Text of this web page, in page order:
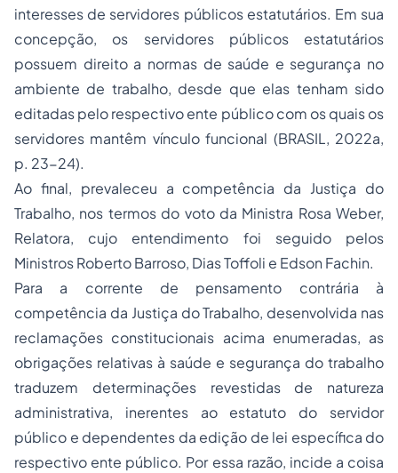
interesses de servidores públicos estatutários. Em sua
concepção, os servidores públicos estatutários
possuem direito a normas de saúde e segurança no
ambiente de trabalho, desde que elas tenham sido
editadas pelo respectivo ente público com os quais os
servidores mantêm vínculo funcional (BRASIL, 2022a,
p. 23-24).
Ao final, prevaleceu a competência da Justiça do
Trabalho, nos termos do voto da Ministra Rosa Weber,
Relatora, cujo entendimento foi seguido pelos
Ministros Roberto Barroso, Dias Toffoli e Edson Fachin.
Para a corrente de pensamento contrária à
competência da Justiça do Trabalho, desenvolvida nas
reclamações constitucionais acima enumeradas, as
obrigações relativas à saúde e segurança do trabalho
traduzem determinações revestidas de natureza
administrativa, inerentes ao estatuto do servidor
público e dependentes da edição de lei específica do
respectivo ente público. Por essa razão, incide a coisa